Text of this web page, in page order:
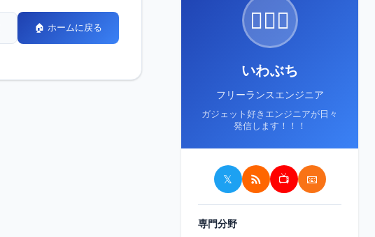
🏠 ホームに戻る 🙋🏻‍♂️
いわぶち
フリーランスエンジニア
ガジェット好きエンジニアが日々
発信します！！！
𝕏 📺 📧
専門分野